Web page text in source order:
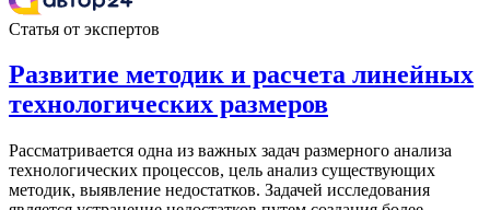
Статья от экспертов
Развитие методик и расчета линейных
технологических размеров
Рассматривается одна из важных задач размерного анализа
технологических процессов, цель анализ существующих
методик, выявление недостатков. Задачей исследования